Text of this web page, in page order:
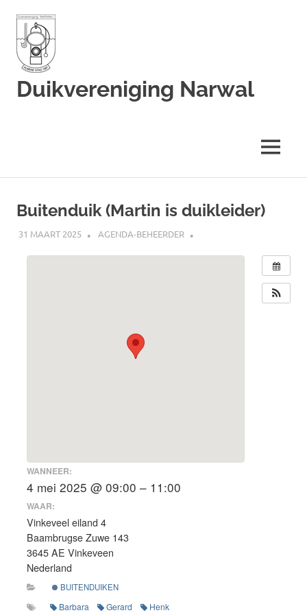
inhoud
Duikvereniging Narwal
MENU
Buitenduik (Martin is duikleider)
31 MAART 2025 AGENDA-BEHEERDER
WANNEER:
4 mei 2025 @ 09:00 – 11:00
WAAR:
Vinkeveel eiland 4
Baambrugse Zuwe 143
3645 AE Vinkeveen
Nederland
BUITENDUIKEN
Barbara Gerard Henk